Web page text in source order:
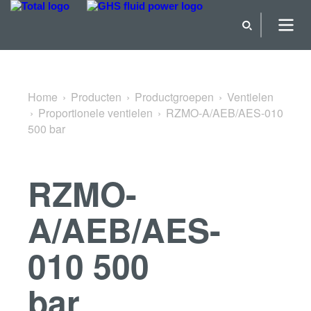
Terug naar Proportionele ventielen
Home Producten Productgroepen
Ventielen
Proportionele ventielen
RZMO-A/AEB/AES-010
500 bar
RZMO-
A/AEB/AES-
010 500